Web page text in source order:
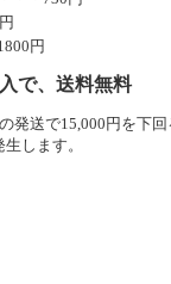
円
で、送料無料
発送で15,000円を下
します。